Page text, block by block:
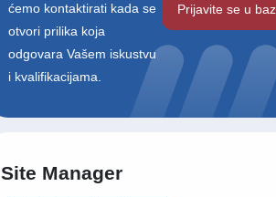
ćemo kontaktirati kada se
otvori prilika koja
odgovara Vašem iskustvu
i kvalifikacijama.
Prijavite se u
Site Manager